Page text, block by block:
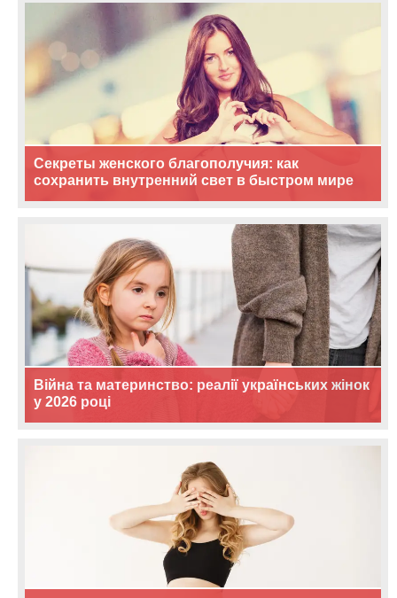
Секреты женского благополучия: как
сохранить внутренний свет в быстром мире
Війна та материнство: реалії українських жінок
у 2026 році